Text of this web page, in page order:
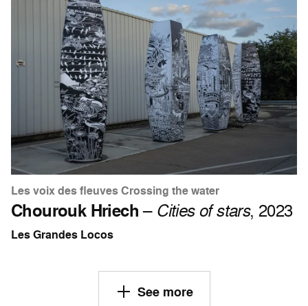
Les voix des fleuves Crossing the water
Chourouk Hriech– Cities of stars, 2023
Les Grandes Locos
See more